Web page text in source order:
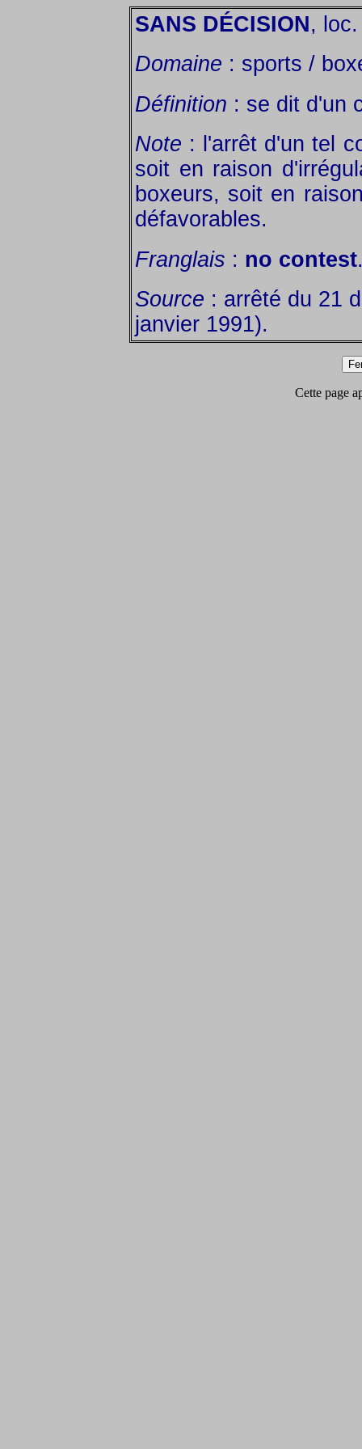
SANS DÉCISION,
Domaine : sports /
Définition : se dit d'un
Note : l'arrêt d'un tel
soit en raison
boxeurs, soit en
défavorables.
Franglais : no contest
Source : arrêté du 21
janvier 1991).
Cette page